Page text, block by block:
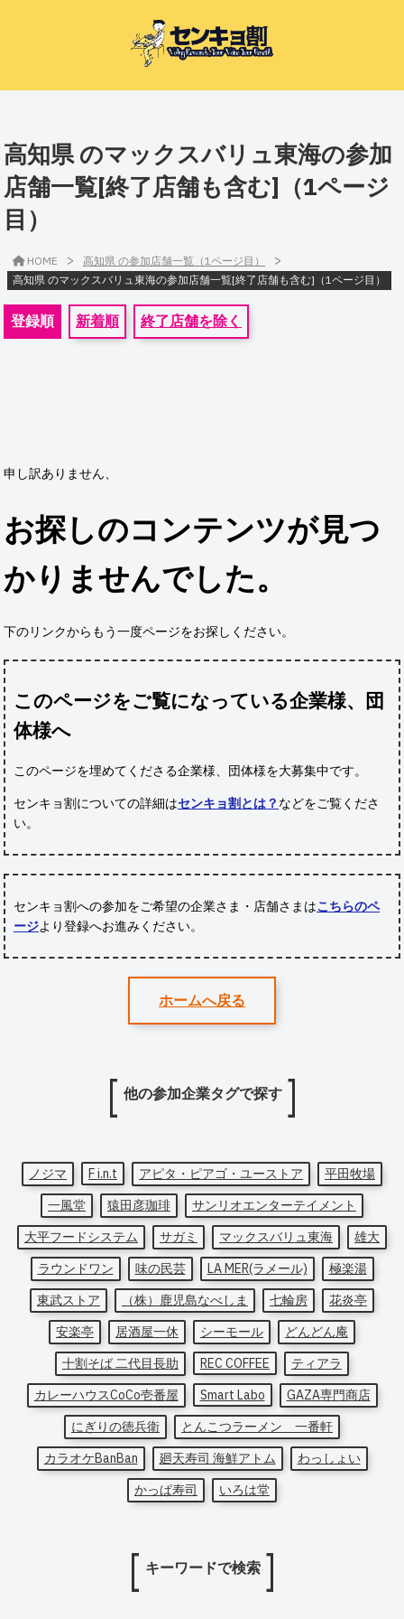
高知県 のマックスバリュ東海の参加
店舗一覧[終了店舗も含む]（1ページ
目）
HOME > 高知県 の参加店舗一覧（1ページ目） >
高知県 のマックスバリュ東海の参加店舗一覧[終了店舗も含む]（1ページ目）
登録順 新着順 終了店舗を除く
申し訳ありません、
お探しのコンテンツが見つ
かりませんでした。
下のリンクからもう一度ページをお探しください。
このページをご覧になっている企業様、団
体様へ
このページを埋めてくださる企業様、団体様を大募集中です。
センキョ割についての詳細はセンキョ割とは？ などをご覧くださ
い。
センキョ割への参加をご希望の企業さま・店舗さまはこちらのペ
ージより登録へお進みください。
ホームへ戻る
他の参加企業タグで探す
ノジマ F i.n.t アピタ・ピアゴ・ユーストア
平田牧場
一風堂
猿田彦珈琲
サンリオエンターテイメント
大平フードシステム
サガミ マックスバリュ東海
雄大
ラウンドワン
味の民芸 LA MER(ラメール)
極楽湯
東武ストア
（株）鹿児島なべしま 七輪房
花炎亭
安楽亭
居酒屋一休 シーモール
どんどん庵
十割そば 二代目長助
REC COFFEE
ティアラ
カレーハウスCoCo壱番屋
Smart Labo
GAZA専門商店
にぎりの徳兵衛
とんこつラーメン 一番軒
カラオケBanBan
廻天寿司 海鮮アトム
わっしょい
かっぱ寿司
いろは堂
キーワードで検索